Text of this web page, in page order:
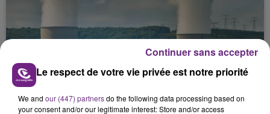
LA CENTRALE NUCLÉAIRE DE CHOOZ
TOUJOURS À L'ARRÊT
Le respect de votre vie privée est notre priorité
We and our (447) partnersdo the following data processing based on
your consent and/or our legitimate interest: Store and/or access
Continuer sans accepter